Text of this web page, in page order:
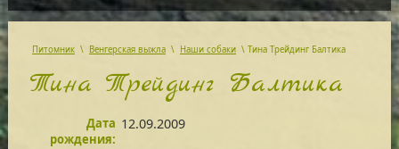
Питомник \ Венгерская выжла \ Наши собаки \ Тина Трейдинг Балтика
Тина Трейдинг Балтика
Дата
рождения:
12.09.2009